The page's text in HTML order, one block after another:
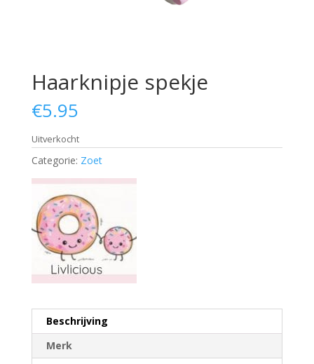
Haarknipje spekje
€5.95
Uitverkocht
Categorie: Zoet
Beschrijving
Merk